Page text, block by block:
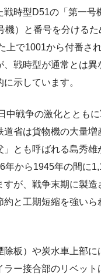
戦時型D51の「第一号
機）と番号を分ける
上で1001から付番さ
、戦時型が通常とは異
示しています。
中戦争の激化ととも
道省は貨物機の大量増
」とも呼ばれる島秀雄
年から1945年の間に
すが、戦争末期に製造
約と工期短縮を強いら
除板）や炭水車上部に
ラー接合部のリベット